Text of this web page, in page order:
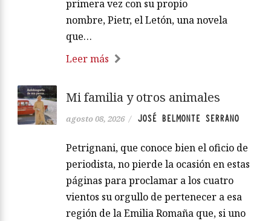
primera vez con su propio
nombre, Pietr, el Letón, una novela
que…
Leer más
Mi familia y otros animales
agosto 08, 2026 / JOSÉ BELMONTE SERRANO
Petrignani, que conoce bien el oficio de
periodista, no pierde la ocasión en estas
páginas para proclamar a los cuatro
vientos su orgullo de pertenecer a esa
región de la Emilia Romaña que, si uno